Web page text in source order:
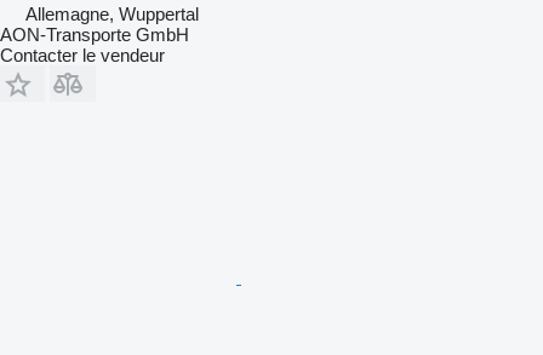
Allemagne, Wuppertal
AON-Transporte GmbH
Contacter le vendeur